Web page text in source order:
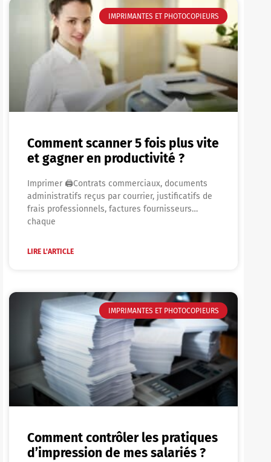
IMPRIMANTES ET PHOTOCOPIEURS
Comment scanner 5 fois plus vite
et gagner en productivité ?
Imprimer 🖨Contrats commerciaux, documents
administratifs reçus par courrier, justificatifs de
frais professionnels, factures fournisseurs…
chaque
LIRE L'ARTICLE
IMPRIMANTES ET PHOTOCOPIEURS
Comment contrôler les pratiques
d’impression de mes salariés ?